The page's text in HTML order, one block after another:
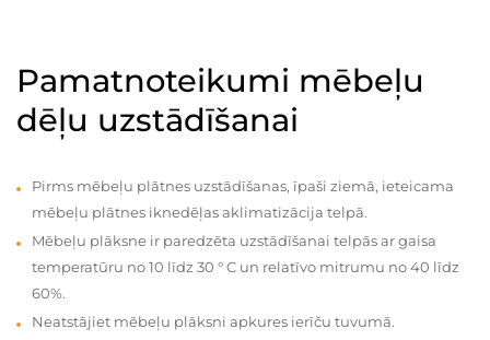
Pamatnoteikumi mēbeļu
dēļu uzstādīšanai
Pirms mēbeļu plātnes uzstādīšanas, īpaši ziemā, ieteicama
mēbeļu plātnes iknedēļas aklimatizācija telpā.
Mēbeļu plāksne ir paredzēta uzstādīšanai telpās ar gaisa
temperatūru no 10 līdz 30 ° C un relatīvo mitrumu no 40 līdz
60%.
Neatstājiet mēbeļu plāksni apkures ierīču tuvumā.